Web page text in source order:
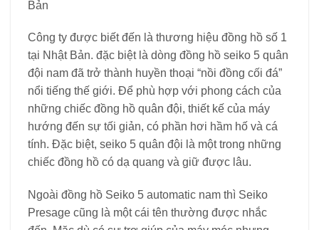
Bản
Công ty được biết đến là thương hiệu đồng hồ số 1
tại Nhật Bản. đặc biệt là dòng đồng hồ seiko 5 quân
đội nam đã trở thành huyền thoại “nồi đồng cối đá”
nổi tiếng thế giới. Để phù hợp với phong cách của
những chiếc đồng hồ quân đội, thiết kế của máy
hướng đến sự tối giản, có phần hơi hầm hố và cá
tính. Đặc biệt, seiko 5 quân đội là một trong những
chiếc đồng hồ có dạ quang và giữ được lâu.
Ngoài đồng hồ Seiko 5 automatic nam thì Seiko
Presage cũng là một cái tên thường được nhắc